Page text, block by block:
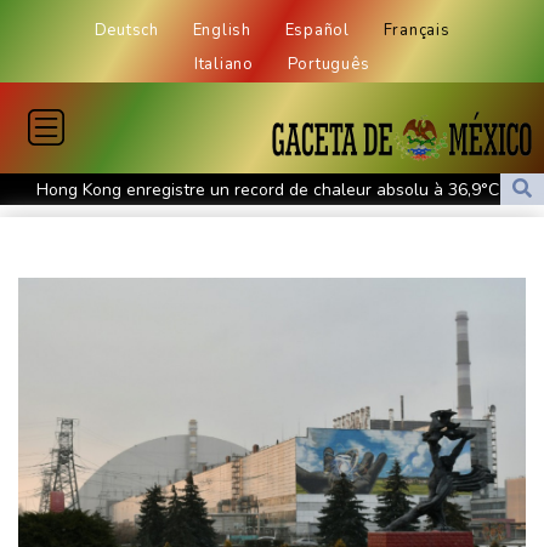
Deutsch English Español
Français
Italiano
Português
Hong Kong enregistre un record de chaleur absolu à 36,9°C
Des échanges de frappes font cinq morts en Ukraine et en
Japon: 81 ans après Hiroshima, le tabou de la dissuasion
Aux Etats-Unis, la colère monte contre un vaste réseau de
surveillance des voitures
Les chrétiens de Cisjordanie cèdent à la tentation de l'exil
Dans le nord-est de l'Afghanistan, une ruée vers l'or qui
bouleverse vies et paysages